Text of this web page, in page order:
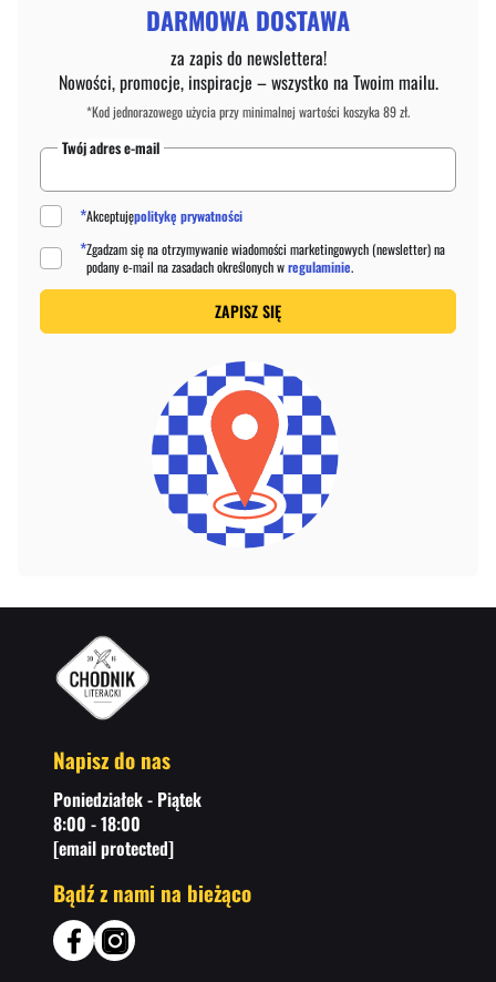
DARMOWA DOSTAWA
za zapis do newslettera!
Nowości, promocje, inspiracje – wszystko na Twoim mailu.
*Kod jednorazowego użycia przy minimalnej wartości koszyka 89 zł.
Twój adres e-mail
*Akceptujępolitykę prywatności
*Zgadzam się na otrzymywanie wiadomości marketingowych (newsletter) na
podanye-mail na zasadach określonych wregulaminie.
ZAPISZ SIĘ
Napisz do nas
Poniedziałek - Piątek
8:00 - 18:00
[email protected]
Bądź z nami na bieżąco